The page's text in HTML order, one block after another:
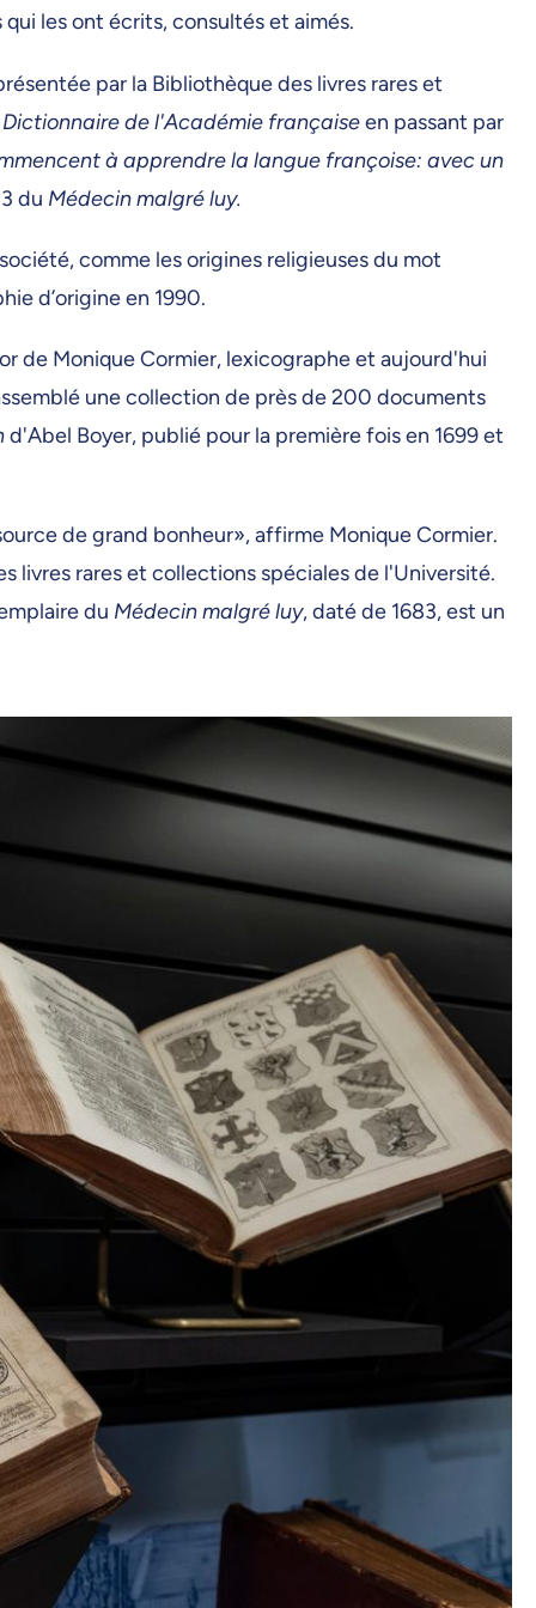
les ont écrits, consultés et aimés.
par la Bibliothèque des livres rares et
Dictionnaire de l'Académie françaiseen passant par
à apprendre la langue françoise: avec un
du Médecin malgré luy.
comme les origines religieuses du mot
d’origine en 1990.
de Monique Cormier, lexicographe et aujourd'hui
une collection de près de 200 documents
d'Abel Boyer, publié pour la première fois en 1699 et
de grand bonheur», affirme Monique Cormier.
livres rares et collections spéciales de l'Université.
du Médecin malgré luy, daté de 1683, est un